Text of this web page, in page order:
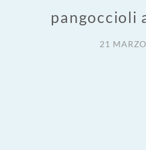
pangoccioli
21